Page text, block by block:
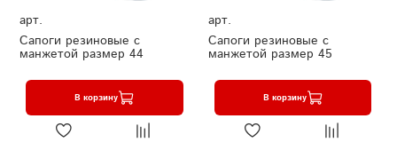
арт.
Сапоги резиновые с
манжетой размер 44
В корзину
арт.
Сапоги резиновые с
манжетой размер 45
В корзину